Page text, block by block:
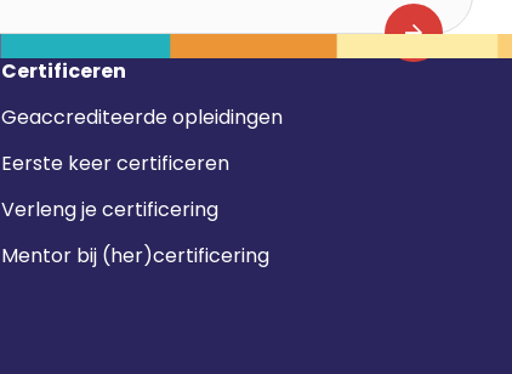
Certificeren
Geaccrediteerde opleidingen
Eerste keer certificeren
Verleng je certificering
Mentor bij (her)certificering